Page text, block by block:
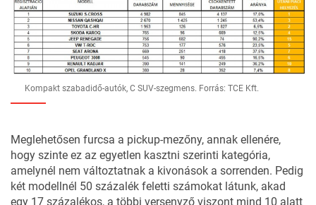
Kompakt szabadidő-autók, C SUV-szegmens. Forrás: TCE Kft.
Meglehetősen furcsa a pickup-mezőny, annak ellenére,
hogy szinte ez az egyetlen kasztni szerinti kategória,
amelynél nem változtatnak a kivonások a sorrenden. Pedig
két modellnél 50 százalék feletti számokat látunk, akad
egy 17 százalékos, a többi versenyző viszont mind 10 alatt